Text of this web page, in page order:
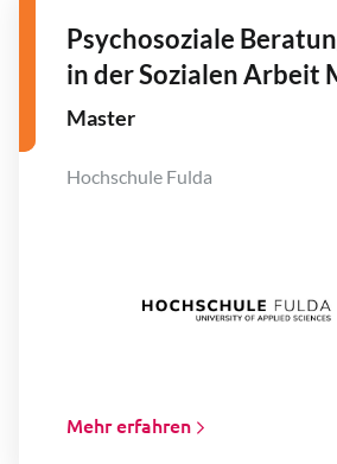
Psychosoziale
in der Sozialen Arbeit
Master
Hochschule Fulda
Mehr erfahren